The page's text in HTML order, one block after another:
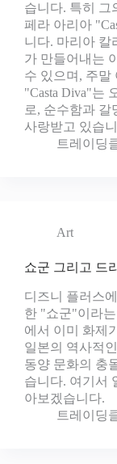
습니다. 특히 그
페라 아리아
니다. 마리아 칼
가 만들어내는
수 있으며, 주말
"Casta Diva"는
로, 순수함과 갈
사랑받고 있습
트레이딩
Art
쇼군 그리고 드
디즈니 플러스
한 "쇼군"이라
에서 이미 화제
일본의 역사적
동양 문화의 충
습니다. 여기서
아보겠습니다.
트레이딩